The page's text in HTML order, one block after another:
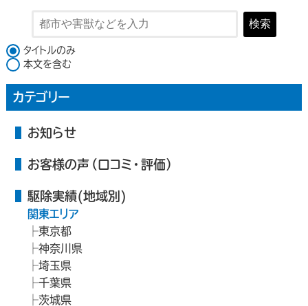
検索
検索対象
タイトルのみ
本文を含む
カテゴリー
お知らせ
お客様の声（口コミ・評価）
駆除実績(地域別)
関東エリア
東京都
神奈川県
埼玉県
千葉県
茨城県